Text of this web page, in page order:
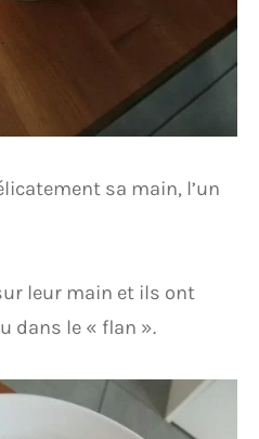
sa main, l’un
leur main et ils ont
dans le « flan ».